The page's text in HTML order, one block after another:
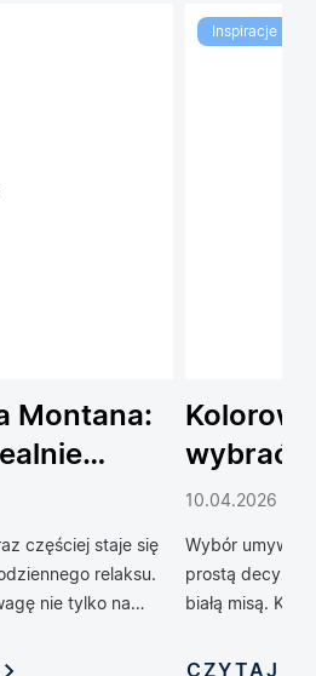
Montana:
częściej staje się
relaksu.
nie tylko na
i funkcjonalność
Inspiracje
wybrać
do
10.04.2026
Wybór
prostą decyzją
białą misą.
oferując
CZYTAJ